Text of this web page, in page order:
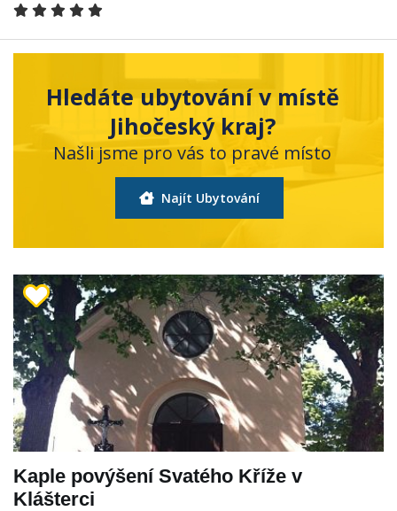
Hledáte ubytování v místě
Jihočeský kraj?
Našli jsme pro vás to pravé místo
Najít Ubytování
Kaple povýšení Svatého Kříže v
Klášterci